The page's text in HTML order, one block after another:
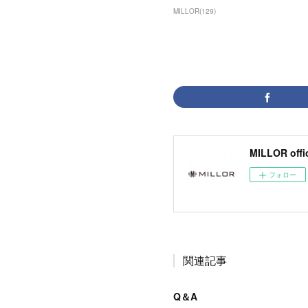
MILLOR(129)
MILLOR
フォロー
関連記事
Q＆A